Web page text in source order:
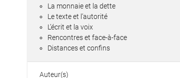
La monnaie et la dette
Le texte et l’autorité
L’écrit et la voix
Rencontres et face-à-face
Distances et confins
Auteur(s)